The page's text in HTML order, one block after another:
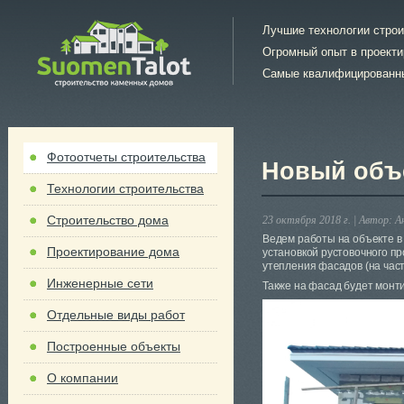
Лучшие технологии
Огромный опыт в
Самые
Фотоотчеты строительства
Технологии строительства
Строительство дома
Проектирование дома
Инженерные сети
Отдельные виды работ
Построенные объекты
О компании
Новый
23 октября 2018 г. | Автор:
Ведем работы на объекте
установкой рустовочного
утепления фасадов (на
Также на фасад будет